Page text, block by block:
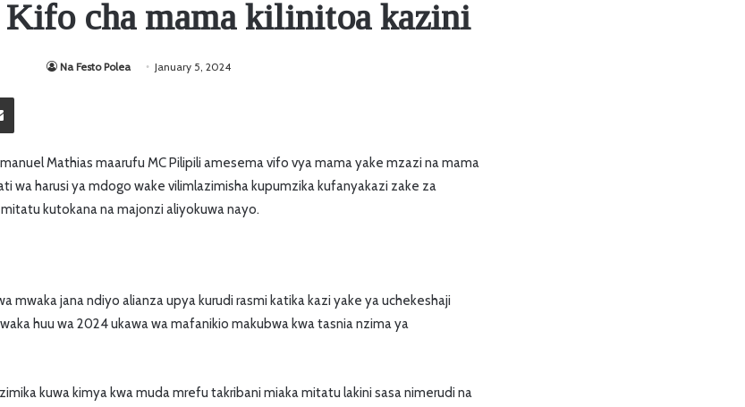
cha mama kilinitoa kazini
Na Festo Polea January 5, 2024
Mathias maarufu MC Pilipili amesema vifo vya mama yake mzazi na mama
wa harusi ya mdogo wake vilimlazimisha kupumzika kufanyakazi zake za
kutokana na majonzi aliyokuwa nayo.
mwaka jana ndiyo alianza upya kurudi rasmi katika kazi yake ya uchekeshaji
huu wa 2024 ukawa wa mafanikio makubwa kwa tasnia nzima ya
kuwa kimya kwa muda mrefu takribani miaka mitatu lakini sasa nimerudi na